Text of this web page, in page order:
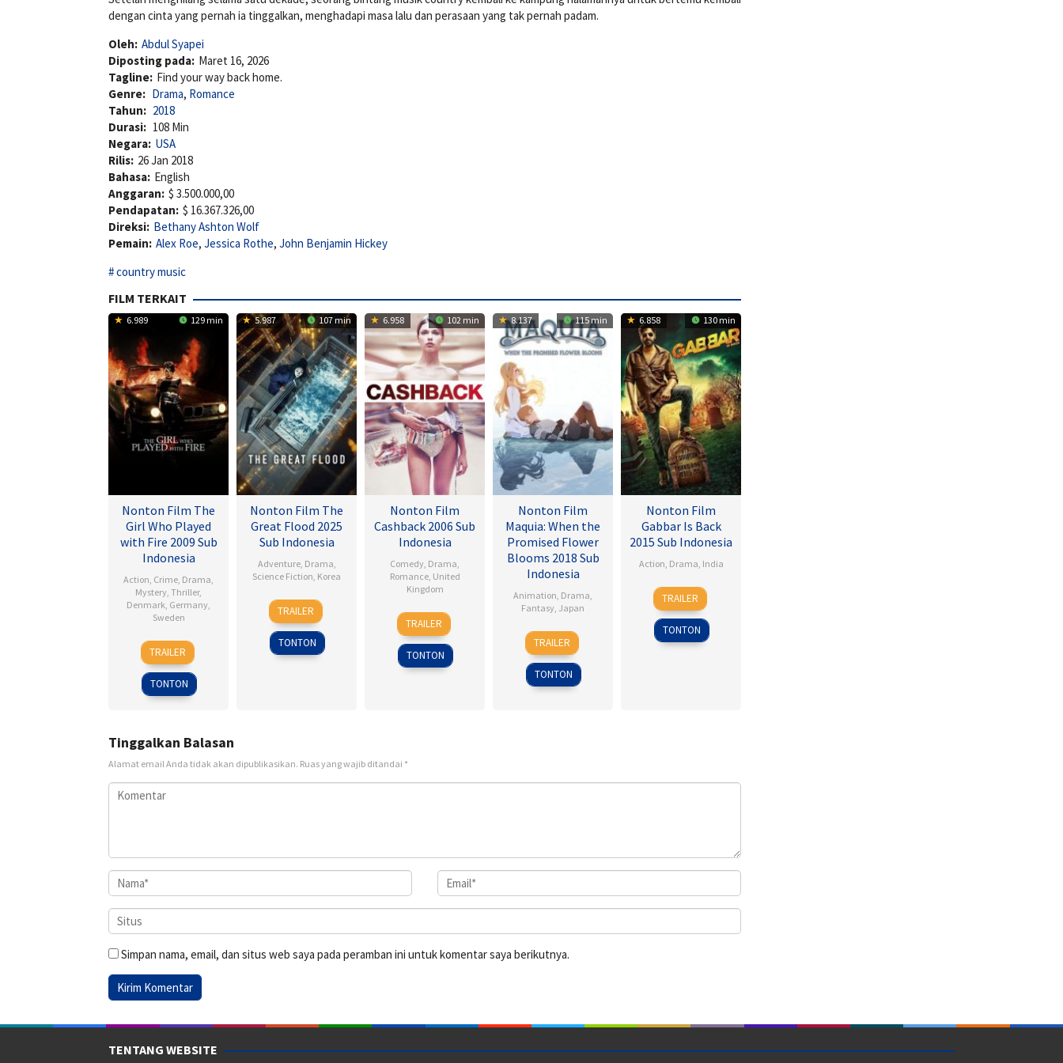
dengan cinta yang pernah ia tinggalkan, menghadapi masa lalu dan perasaan yang tak pernah padam.
Oleh: Abdul Syapei
Diposting pada: Maret 16, 2026
Tagline: Find your way back home.
Genre: Drama, Romance
Tahun: 2018
Durasi: 108 Min
Negara: USA
Rilis: 26 Jan 2018
Bahasa: English
Anggaran: $ 3.500.000,00
Pendapatan: $ 16.367.326,00
Direksi: Bethany Ashton Wolf
Pemain: Alex Roe, Jessica Rothe, John Benjamin Hickey
country music
FILM TERKAIT
6.989 129 min
Nonton Film The
Girl Who Played
with Fire 2009 Sub
Indonesia
Action Crime Drama
Mystery Thriller,
Denmark Germany
Sweden
18
Sep
2009
Daniel
Alfredson
TRAILER
TONTON
5.987 107 min
Nonton Film The
Great Flood 2025
Sub Indonesia
Adventure, Drama
Science Fiction Korea
18
Sep
2025
Kim
Byung-
woo
TRAILER
TONTON
6.958 102 min
Nonton Film
Cashback 2006 Sub
Indonesia
Comedy Drama
Romance, United
Kingdom
17
Jan
2007
Sean
Ellis
TRAILER
TONTON
8.137 115 min
Nonton Film
Maquia: When the
Promised Flower
Blooms 2018 Sub
Indonesia
Animation Drama
Fantasy Japan
24
Feb
2018
Heo
Jong
TRAILER
TONTON
6.858 130 min
Nonton Film
Gabbar Is Back
2015 Sub Indonesia
Action Drama India
1
May
2015
Radha
Krishna
Jagarlamudi
TRAILER
TONTON
Tinggalkan Balasan
Alamat email Anda tidak akan dipublikasikan. Ruas yang wajib ditandai *
Simpan nama, email, dan situs web saya pada peramban ini untuk komentar saya berikutnya.
TENTANG WEBSITE